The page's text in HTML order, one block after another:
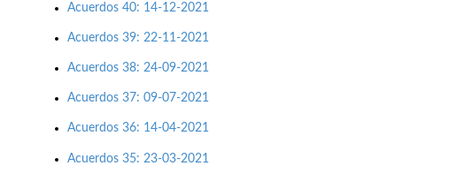
Acuerdos 40: 14-12-2021
Acuerdos 39: 22-11-2021
Acuerdos 38: 24-09-2021
Acuerdos 37: 09-07-2021
Acuerdos 36: 14-04-2021
Acuerdos 35: 23-03-2021